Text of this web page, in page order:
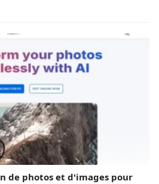
de photos et d'images pour